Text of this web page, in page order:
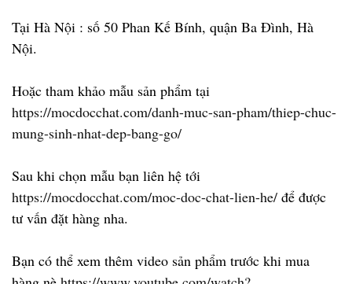
Tại Hà Nội : số 50 Phan Kế Bính, quận Ba Đình, Hà
Nội.
Hoặc tham khảo mẫu sản phẩm tại
https://mocdocchat.com/danh-muc-san-pham/thiep-chuc-
mung-sinh-nhat-dep-bang-go/
Sau khi chọn mẫu bạn liên hệ tới
https://mocdocchat.com/moc-doc-chat-lien-he/ để được
tư vấn đặt hàng nha.
Bạn có thể xem thêm video sản phẩm trước khi mua